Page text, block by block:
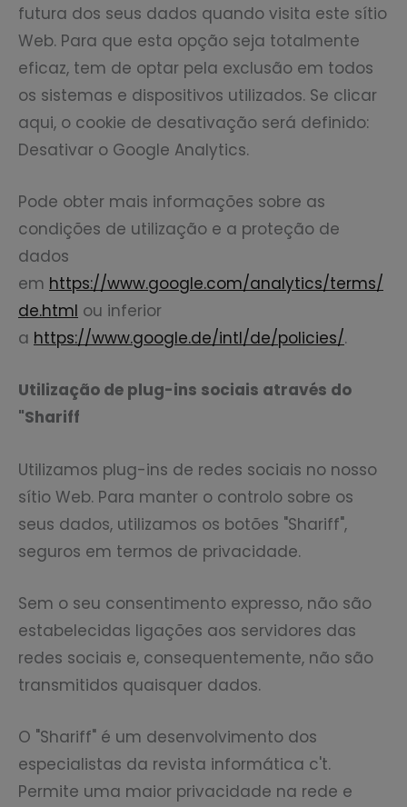
futura dos seus dados quando visita este sítio
Web. Para que esta opção seja totalmente
eficaz, tem de optar pela exclusão em todos
os sistemas e dispositivos utilizados. Se clicar
aqui, o cookie de desativação será definido:
Desativar o Google Analytics.
Pode obter mais informações sobre as
condições de utilização e a proteção de
dados
em https://www.google.com/analytics/terms/
de.html ou inferior
a https://www.google.de/intl/de/policies/.
Utilização de plug-ins sociais através do
"Shariff
Utilizamos plug-ins de redes sociais no nosso
sítio Web. Para manter o controlo sobre os
seus dados, utilizamos os botões "Shariff",
seguros em termos de privacidade.
Sem o seu consentimento expresso, não são
estabelecidas ligações aos servidores das
redes sociais e, consequentemente, não são
transmitidos quaisquer dados.
O "Shariff" é um desenvolvimento dos
especialistas da revista informática c't.
Permite uma maior privacidade na rede e